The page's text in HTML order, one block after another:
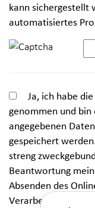
kann sichergestellt
automatisiertes
Ja, ich habe die
genommen und
angegebenen
gespeichert
streng
Beantwortung
Absenden des
Verarbeitung